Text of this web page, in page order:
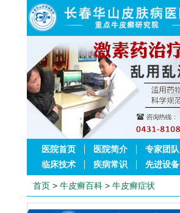
医院首页 医院简介 专家团队
临床技术
疾病常识 先进设备
首页 > 牛皮癣百科 > 牛皮癣症状